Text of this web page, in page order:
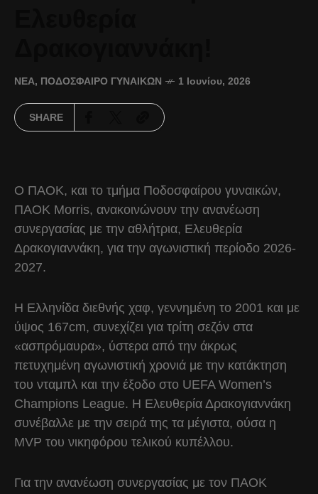
ΝΈΑ, ΠΟΔΌΣΦΑΙΡΟ ΓΥΝΑΙΚΏΝ 1 Ιουνίου, 2026
SHARE
Ο ΠΑΟΚ, και το τμήμα Ποδοσφαίρου γυναικών,
ΠΑΟΚ Morris, ανακοινώνουν την ανανέωση
συνεργασίας με την αθλήτρια, Ελευθερία
Δρακογιαννάκη, για την αγωνιστική περίοδο 2026-
2027.
Η Ελληνίδα διεθνής χαφ, γεννημένη το 2001 και με
ύψος 167cm, συνεχίζει για τρίτη σεζόν στα
«ασπρόμαυρα», ύστερα από την άκρως
πετυχημένη αγωνιστική χρονιά με την κατάκτηση
του νταμπλ και την έξοδο στο UEFA Women’s
Champions League. Η Ελευθερία Δρακογιαννάκη
συνέβαλλε με την σειρά της τα μέγιστα, ούσα η
MVP του νικηφόρου τελικού κυπέλλου.
Για την ανανέωση συνεργασίας με τον ΠΑΟΚ